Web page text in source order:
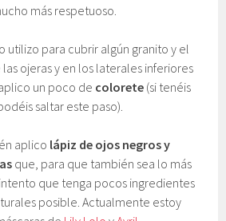
más respetuoso.
utilizo para cubrir algún granito y el
ojeras y en los laterales inferiores
un poco de colorete (si tenéis
saltar este paso).
aplico lápiz de ojos negros y
que, para que también sea lo más
que tenga pocos ingredientes
posible. Actualmente estoy